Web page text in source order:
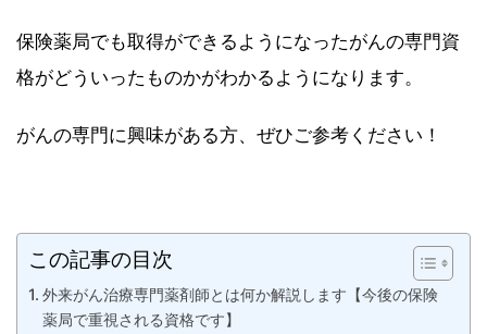
保険薬局でも取得ができるようになったがんの専門資
格がどういったものかがわかるようになります。
がんの専門に興味がある方、ぜひご参考ください！
この記事の目次
外来がん治療専門薬剤師とは何か解説します【今後の保険
薬局で重視される資格です】